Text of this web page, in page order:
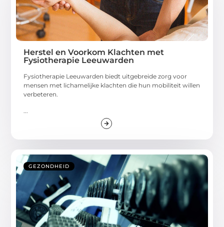
Herstel en Voorkom Klachten met
Fysiotherapie Leeuwarden
Fysiotherapie Leeuwarden biedt uitgebreide zorg voor
mensen met lichamelijke klachten die hun mobiliteit willen
verbeteren.
GEZONDHEID